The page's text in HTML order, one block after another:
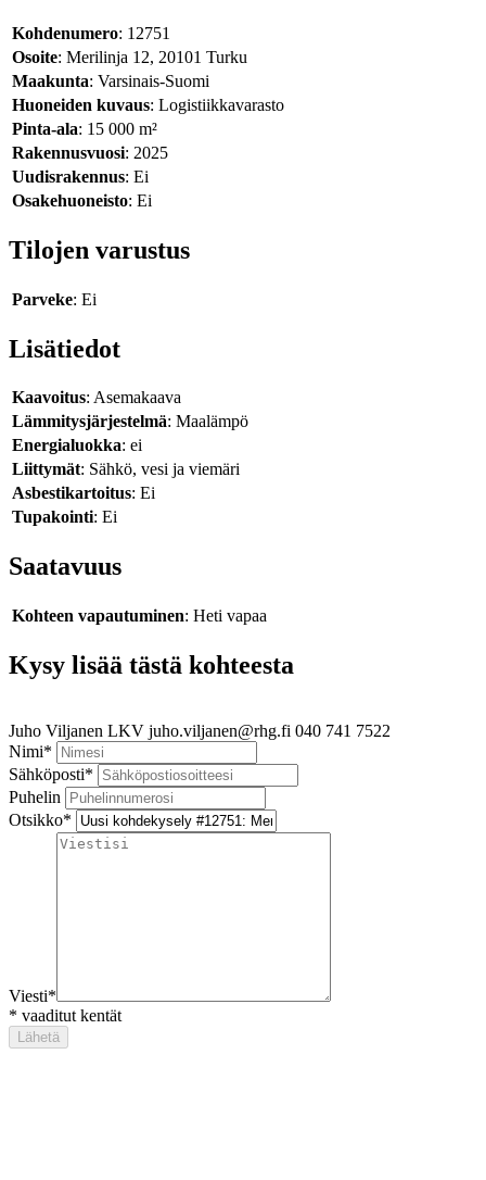
Kohdenumero: 12751
Osoite: Merilinja 12, 20101 Turku
Maakunta: Varsinais-Suomi
Huoneiden kuvaus: Logistiikkavarasto
Pinta-ala: 15 000 m²
Rakennusvuosi: 2025
Uudisrakennus: Ei
Osakehuoneisto: Ei
Tilojen varustus
Parveke: Ei
Lisätiedot
Kaavoitus: Asemakaava
Lämmitysjärjestelmä: Maalämpö
Energialuokka: ei
Liittymät: Sähkö, vesi ja viemäri
Asbestikartoitus: Ei
Tupakointi: Ei
Saatavuus
Kohteen vapautuminen: Heti vapaa
Kysy lisää tästä kohteesta
Juho Viljanen LKV juho.viljanen@rhg.fi 040 741 7522
Nimi*
Sähköposti*
Puhelin
Otsikko*
Viesti*
* vaaditut kentät